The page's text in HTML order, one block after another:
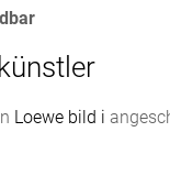
Loewe bild i